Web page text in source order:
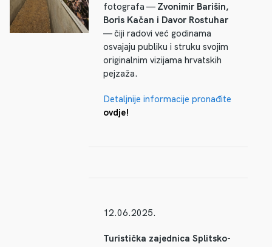
fotografa — Zvonimir Barišin,
Boris Kačan i Davor Rostuhar
— čiji radovi već godinama
osvajaju publiku i struku svojim
originalnim vizijama hrvatskih
pejzaža.
Detaljnije informacije pronađite
ovdje!
12.06.2025.
Turistička zajednica Splitsko-